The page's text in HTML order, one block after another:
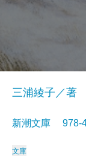
三浦綾子／著
新潮文庫 978-
文庫